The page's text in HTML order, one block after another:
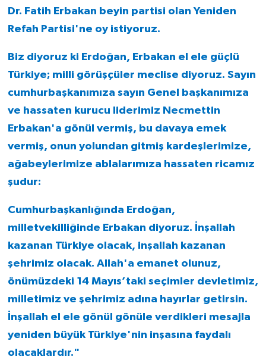
Dr. Fatih Erbakan beyin partisi olan Yeniden
Refah Partisi'ne oy istiyoruz.
Biz diyoruz ki Erdoğan, Erbakan el ele güçlü
Türkiye; milli görüşçüler meclise diyoruz. Sayın
cumhurbaşkanımıza sayın Genel başkanımıza
ve hassaten kurucu liderimiz Necmettin
Erbakan'a gönül vermiş, bu davaya emek
vermiş, onun yolundan gitmiş kardeşlerimize,
ağabeylerimize ablalarımıza hassaten ricamız
şudur:
Cumhurbaşkanlığında Erdoğan,
milletvekilliğinde Erbakan diyoruz. İnşallah
kazanan Türkiye olacak, inşallah kazanan
şehrimiz olacak. Allah'a emanet olunuz,
önümüzdeki 14 Mayıs’taki seçimler devletimiz,
milletimiz ve şehrimiz adına hayırlar getirsin.
İnşallah el ele gönül gönüle verdikleri mesajla
yeniden büyük Türkiye'nin inşasına faydalı
olacaklardır."